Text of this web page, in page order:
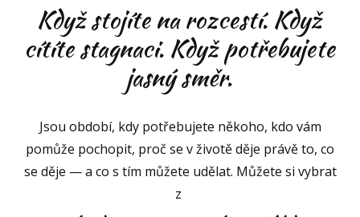
Když stojíte na rozcestí. Když
cítíte stagnaci. Když potřebujete
jasný směr.
Jsou období, kdy potřebujete někoho, kdo vám
pomůže pochopit, proč se v životě děje právě to, co
se děje — a co s tím můžete udělat. Můžete si vybrat
z